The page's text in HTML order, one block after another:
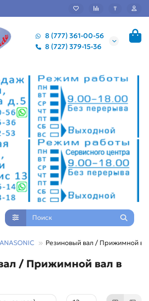
₸
8 (777) 361-00-56
8 (727) 379-15-36
Резиновый вал / Прижимной
/ Прижимной вал в